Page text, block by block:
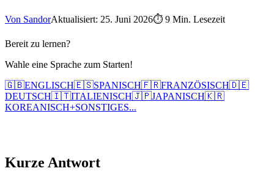
Von SandorAktualisiert: 25. Juni 2026⏱ 9 Min. Lesezeit
Bereit zu lernen?
Wahle eine Sprache zum Starten!
🇬🇧ENGLISCH🇪🇸SPANISCH🇫🇷FRANZÖSISCH🇩🇪
DEUTSCH🇮🇹ITALIENISCH🇯🇵JAPANISCH🇰🇷
KOREANISCH+SONSTIGES...
Kurze Antwort